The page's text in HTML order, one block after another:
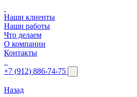
Наши клиенты
Наши работы
Что делаем
О компании
Контакты
+7 (912) 886-74-75
Назад